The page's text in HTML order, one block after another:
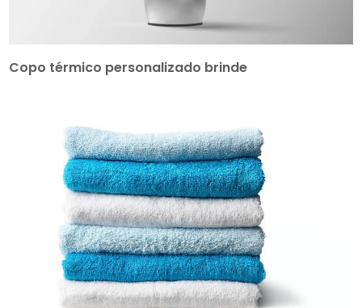
Copo térmico personalizado brinde